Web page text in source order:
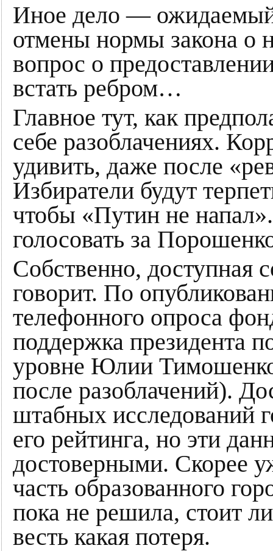
Иное дело —
отмены нормы закона о
вопрос о
встать ребром…
Главное тут, как
себе разоблачениях.
удивить, даже после
Избиратели будут
чтобы «Путин не
голосовать за
Собственно, доступная
говорит. По
телефонного опроса
поддержка президента
уровне Юлии
после разоблачений).
штабных исследований
его рейтинга, но эти
достоверными. Скорее
часть образованного
пока не решила, стоит
весть какая потеря.